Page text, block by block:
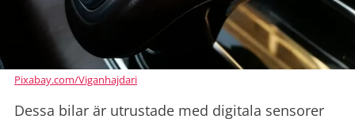
Pixabay.com/Viganhajdari
Dessa bilar är utrustade med digitala sensorer